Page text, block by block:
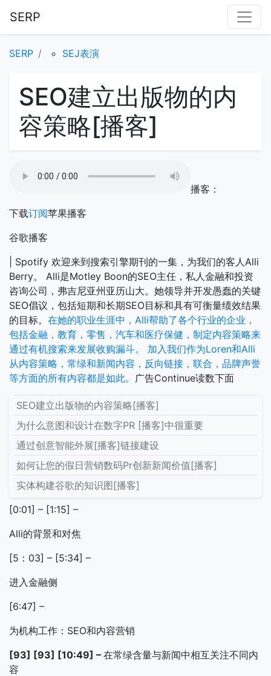
SERP
SERP SEJ表演
SEO建立出版物的内
容策略[播客]
播客：
下载订阅苹果播客
谷歌播客
| Spotify 欢迎来到搜索引擎期刊的一集，为我们的客人Alli
Berry。 Alli是Motley Boon的SEO主任，私人金融和投资
咨询公司，弗吉尼亚州亚历山大。她领导并开发愚蠢的关键
SEO倡议，包括短期和长期SEO目标和具有可衡量绩效结果
的目标。 在她的职业生涯中，Alli帮助了各个行业的企业，
包括金融，教育，零售，汽车和医疗保健，制定内容策略来
通过有机搜索来发展收购漏斗。
加入我们作为Loren和Alli
从内容策略，常绿和新闻内容，反向链接，联合，品牌声誉
等方面的所有内容都是如此。 广告Continue读数下面
SEO建立出版物的内容策略[播客]
为什么意图和设计在数字PR [播客]中很重要
通过创意智能外展[播客]链接建设
如何让您的假日营销数码Pr创新新闻价值[播客]
实体构建谷歌的知识图[播客]
[0:01] – [1:15] –
Alli的背景和对焦
[5：03] – [5:34] –
进入金融侧
[6:47] –
为机构工作：SEO和内容营销
[93] [93] [10:49] – 在常绿含量与新闻中相互关注不同内
容